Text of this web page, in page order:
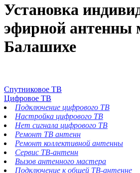
Установка
эфирной антенны
Балашихе
Спутниковое ТВ
Цифровое ТВ
Подключение цифрового ТВ
Настройка цифрового ТВ
Нет сигнала цифрового ТВ
Ремонт ТВ антенн
Ремонт коллективной антенны
Сервис ТВ-антенн
Вызов антенного мастера
Подключение к общей ТВ-антенне